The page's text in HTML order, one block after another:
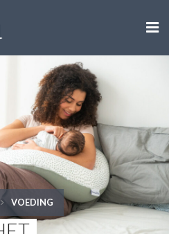

VOEDING